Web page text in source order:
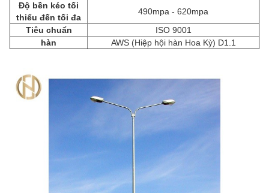
Độ bền kéo tối
thiểu đến tối đa
490mpa - 620mpa
Tiêu chuẩn
ISO 9001
hàn
AWS (Hiệp hội hàn Hoa Kỳ) D1.1